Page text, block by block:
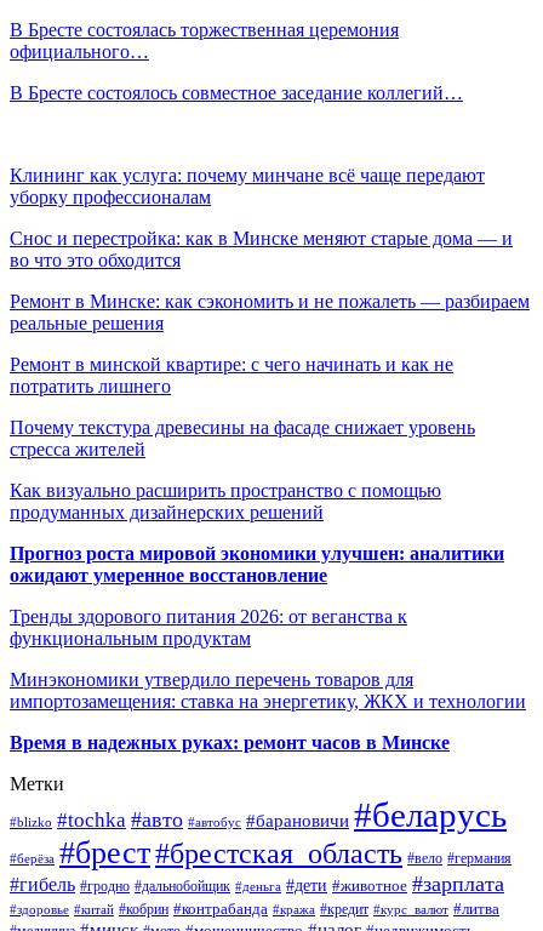
В Бресте состоялась торжественная церемония
официального…
В Бресте состоялось совместное заседание коллегий…
Клининг как услуга: почему минчане всё чаще передают
уборку профессионалам
Снос и перестройка: как в Минске меняют старые дома — и
во что это обходится
Ремонт в Минске: как сэкономить и не пожалеть — разбираем
реальные решения
Ремонт в минской квартире: с чего начинать и как не
потратить лишнего
Почему текстура древесины на фасаде снижает уровень
стресса жителей
Как визуально расширить пространство с помощью
продуманных дизайнерских решений
Прогноз роста мировой экономики улучшен: аналитики
ожидают умеренное восстановление
Тренды здорового питания 2026: от веганства к
функциональным продуктам
Минэкономики утвердило перечень товаров для
импортозамещения: ставка на энергетику, ЖКХ и технологии
Время в надежных руках: ремонт часов в Минске
Метки
#blizko #tochka #авто #автобус #барановичи #беларусь
#берёза #брест#брестская_область #вело #германия
#гибель #гродно #дальнобойщик #деньга #дети #животное #зарплата
#здоровье #китай #кобрин #контрабанда #кража #кредит #курс_валют #литва